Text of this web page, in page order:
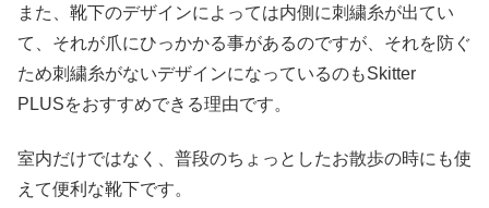
また、靴下のデザインによっては内側に刺繍糸が出てい
て、それが爪にひっかかる事があるのですが、それを防ぐ
ため刺繍糸がないデザインになっているのもSkitter
PLUSをおすすめできる理由です。
室内だけではなく、普段のちょっとしたお散歩の時にも使
えて便利な靴下です。